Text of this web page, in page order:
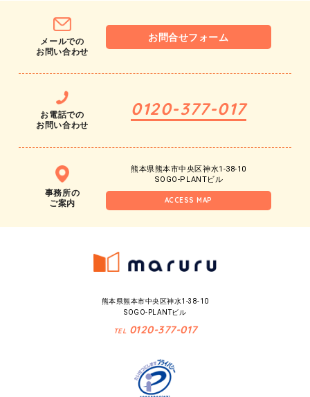
メールでの
お問い合わせ
お問合せフォーム
お電話での
お問い合わせ
0120-377-017
事務所の
ご案内
ACCESS MAP
熊本県熊本市中央区神水1-38-10
SOGO-PLANTビル
熊本県熊本市中央区神水1-38-10
SOGO-PLANTビル
TEL 0120-377-017